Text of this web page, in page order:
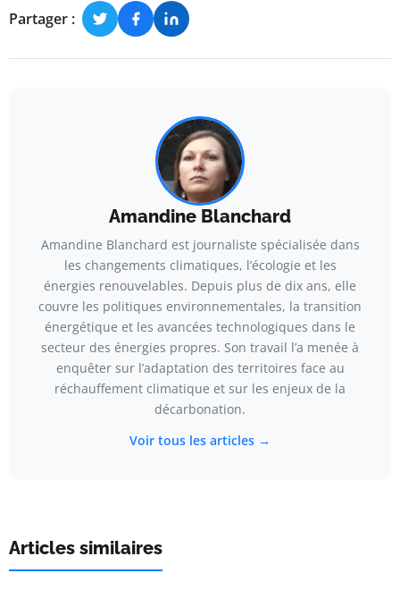
Partager :
Amandine Blanchard
Amandine Blanchard est journaliste spécialisée dans
les changements climatiques, l’écologie et les
énergies renouvelables. Depuis plus de dix ans, elle
couvre les politiques environnementales, la transition
énergétique et les avancées technologiques dans le
secteur des énergies propres. Son travail l’a menée à
enquêter sur l’adaptation des territoires face au
réchauffement climatique et sur les enjeux de la
décarbonation.
Voir tous les articles →
Articles similaires